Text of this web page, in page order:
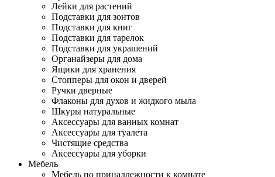
Лейки для растений
Подставки для зонтов
Подставки для книг
Подставки для тарелок
Подставки для украшений
Органайзеры для дома
Ящики для хранения
Стопперы для окон и дверей
Ручки дверные
Флаконы для духов и жидкого мыла
Шкуры натуральные
Аксессуары для ванных комнат
Аксессуары для туалета
Чистящие средства
Аксессуары для уборки
Мебель
Мебель по принадлежности к комнате